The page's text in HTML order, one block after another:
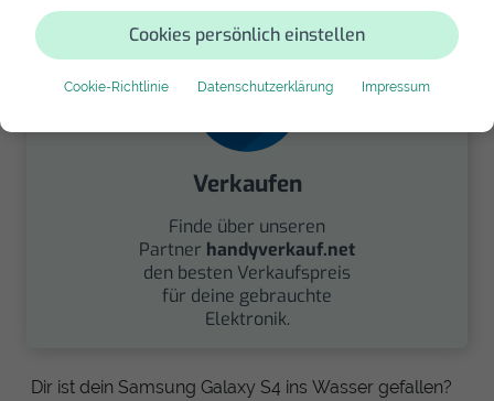
Cookies persönlich einstellen
Cookie-Richtlinie Datenschutzerklärung Impressum
Verkaufen
Finde über unseren
Partner handyverkauf.net
den besten Verkaufspreis
für deine gebrauchte
Elektronik.
Dir ist dein Samsung Galaxy S4 ins Wasser gefallen?